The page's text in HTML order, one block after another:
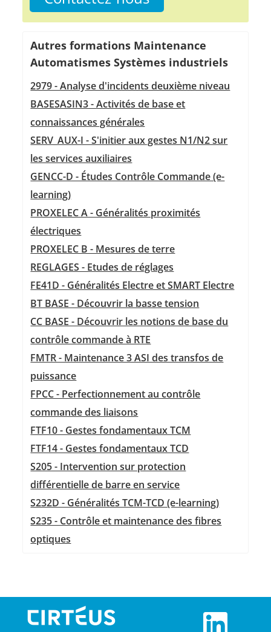
Autres formations Maintenance
Automatismes Systèmes industriels
2979 - Analyse d'incidents deuxième niveau
BASESASIN3 - Activités de base et
connaissances générales
SERV_AUX-I - S'initier aux gestes N1/N2 sur
les services auxiliaires
GENCC-D - Études Contrôle Commande (e-
learning)
PROXELEC A - Généralités proximités
électriques
PROXELEC B - Mesures de terre
REGLAGES - Etudes de réglages
FE41D - Généralités Electre et SMART Electre
BT BASE - Découvrir la basse tension
CC BASE - Découvrir les notions de base du
contrôle commande à RTE
FMTR - Maintenance 3 ASI des transfos de
puissance
FPCC - Perfectionnement au contrôle
commande des liaisons
FTF10 - Gestes fondamentaux TCM
FTF14 - Gestes fondamentaux TCD
S205 - Intervention sur protection
différentielle de barre en service
S232D - Généralités TCM-TCD (e-learning)
S235 - Contrôle et maintenance des fibres
optiques